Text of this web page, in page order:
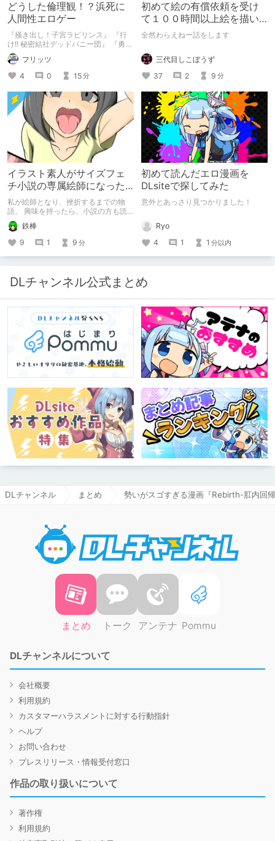
どうした倫理観！？浜死に
人間性エロゲー
『掻き出し！子宮ラビリンス』 『行
け!! 秘密結社デッドバニー団』 『勇者
ミアとツンツン猫サキュバス ~それで
も勇者はコロせない!~』 『めいどいん
めいど！』 本記事はねくすとテーマ
「人に薦めづらいけど好きな作
品」”ではない”です。 好きだったら人
に薦めるのは当たり前だよなぁ！？
フリッツ
4
0 15分
初めて絵の有償依頼を受け
て１００時間以上絵を描い
た話
全然わらえねー話をします
三代目しこぼうず
37
2 9 分
イラスト素人がサイズフェ
チ小説の専属絵師になった
お話
私が絵師となり、挫折するまでの物
語。 興味を持ったら、小説の方も読
んで欲しいなって感じ 私の絵を使っ
てくれてる小説書きさんのページＵＲ
Ｌ
https://www.pixiv.net/users/341489
73/novels?p=1
鉄棒
9
1 9 分
初めて読んだエロ漫画を
DLsiteで探してみた
意外とあっさり見つかりました！
Ryo
4
1 1 分以内
DLチャンネル公式まとめ
DLチャンネル まとめ 勢いがスゴすぎる漫画『Rebirth-肛内回
まとめ トーク アンテナ Pommu
DLチャンネルについて
会社概要
利用規約
カスタマーハラスメントに対する行動指針
ヘルプ
お問い合わせ
プレスリリース・情報受付窓口
作品の取り扱いについて
著作権
利用規約